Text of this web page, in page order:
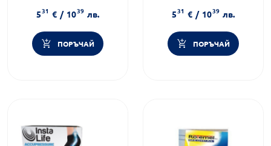
531 € / 1039 лв.
ПОРЪЧАЙ
531 € / 1039 лв.
ПОРЪЧАЙ